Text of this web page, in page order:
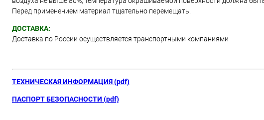
Перед применением материал тщательно перемещать.
ДОСТАВКА:
Доставка по России осуществляется транспортными компаниями
ТЕХНИЧЕСКАЯ ИНФОРМАЦИЯ (pdf)
ПАСПОРТ БЕЗОПАСНОСТИ (pdf)